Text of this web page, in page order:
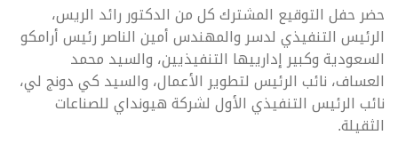
حضر حفل التوقيع المشترك كل من الدكتور رائد الريس،
الرئيس التنفيذي لدسر والمهندس أمين الناصر رئيس أرامكو
السعودية وكبير إدارييها التنفيذيين، والسيد محمد
العساف، نائب الرئيس لتطوير الأعمال، والسيد كي دونج لي،
نائب الرئيس التنفيذي الأول لشركة هيونداي للصناعات
الثقيلة.